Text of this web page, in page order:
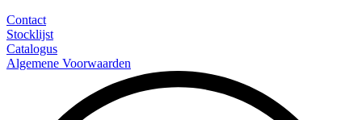
Contact
Stocklijst
Catalogus
Algemene Voorwaarden